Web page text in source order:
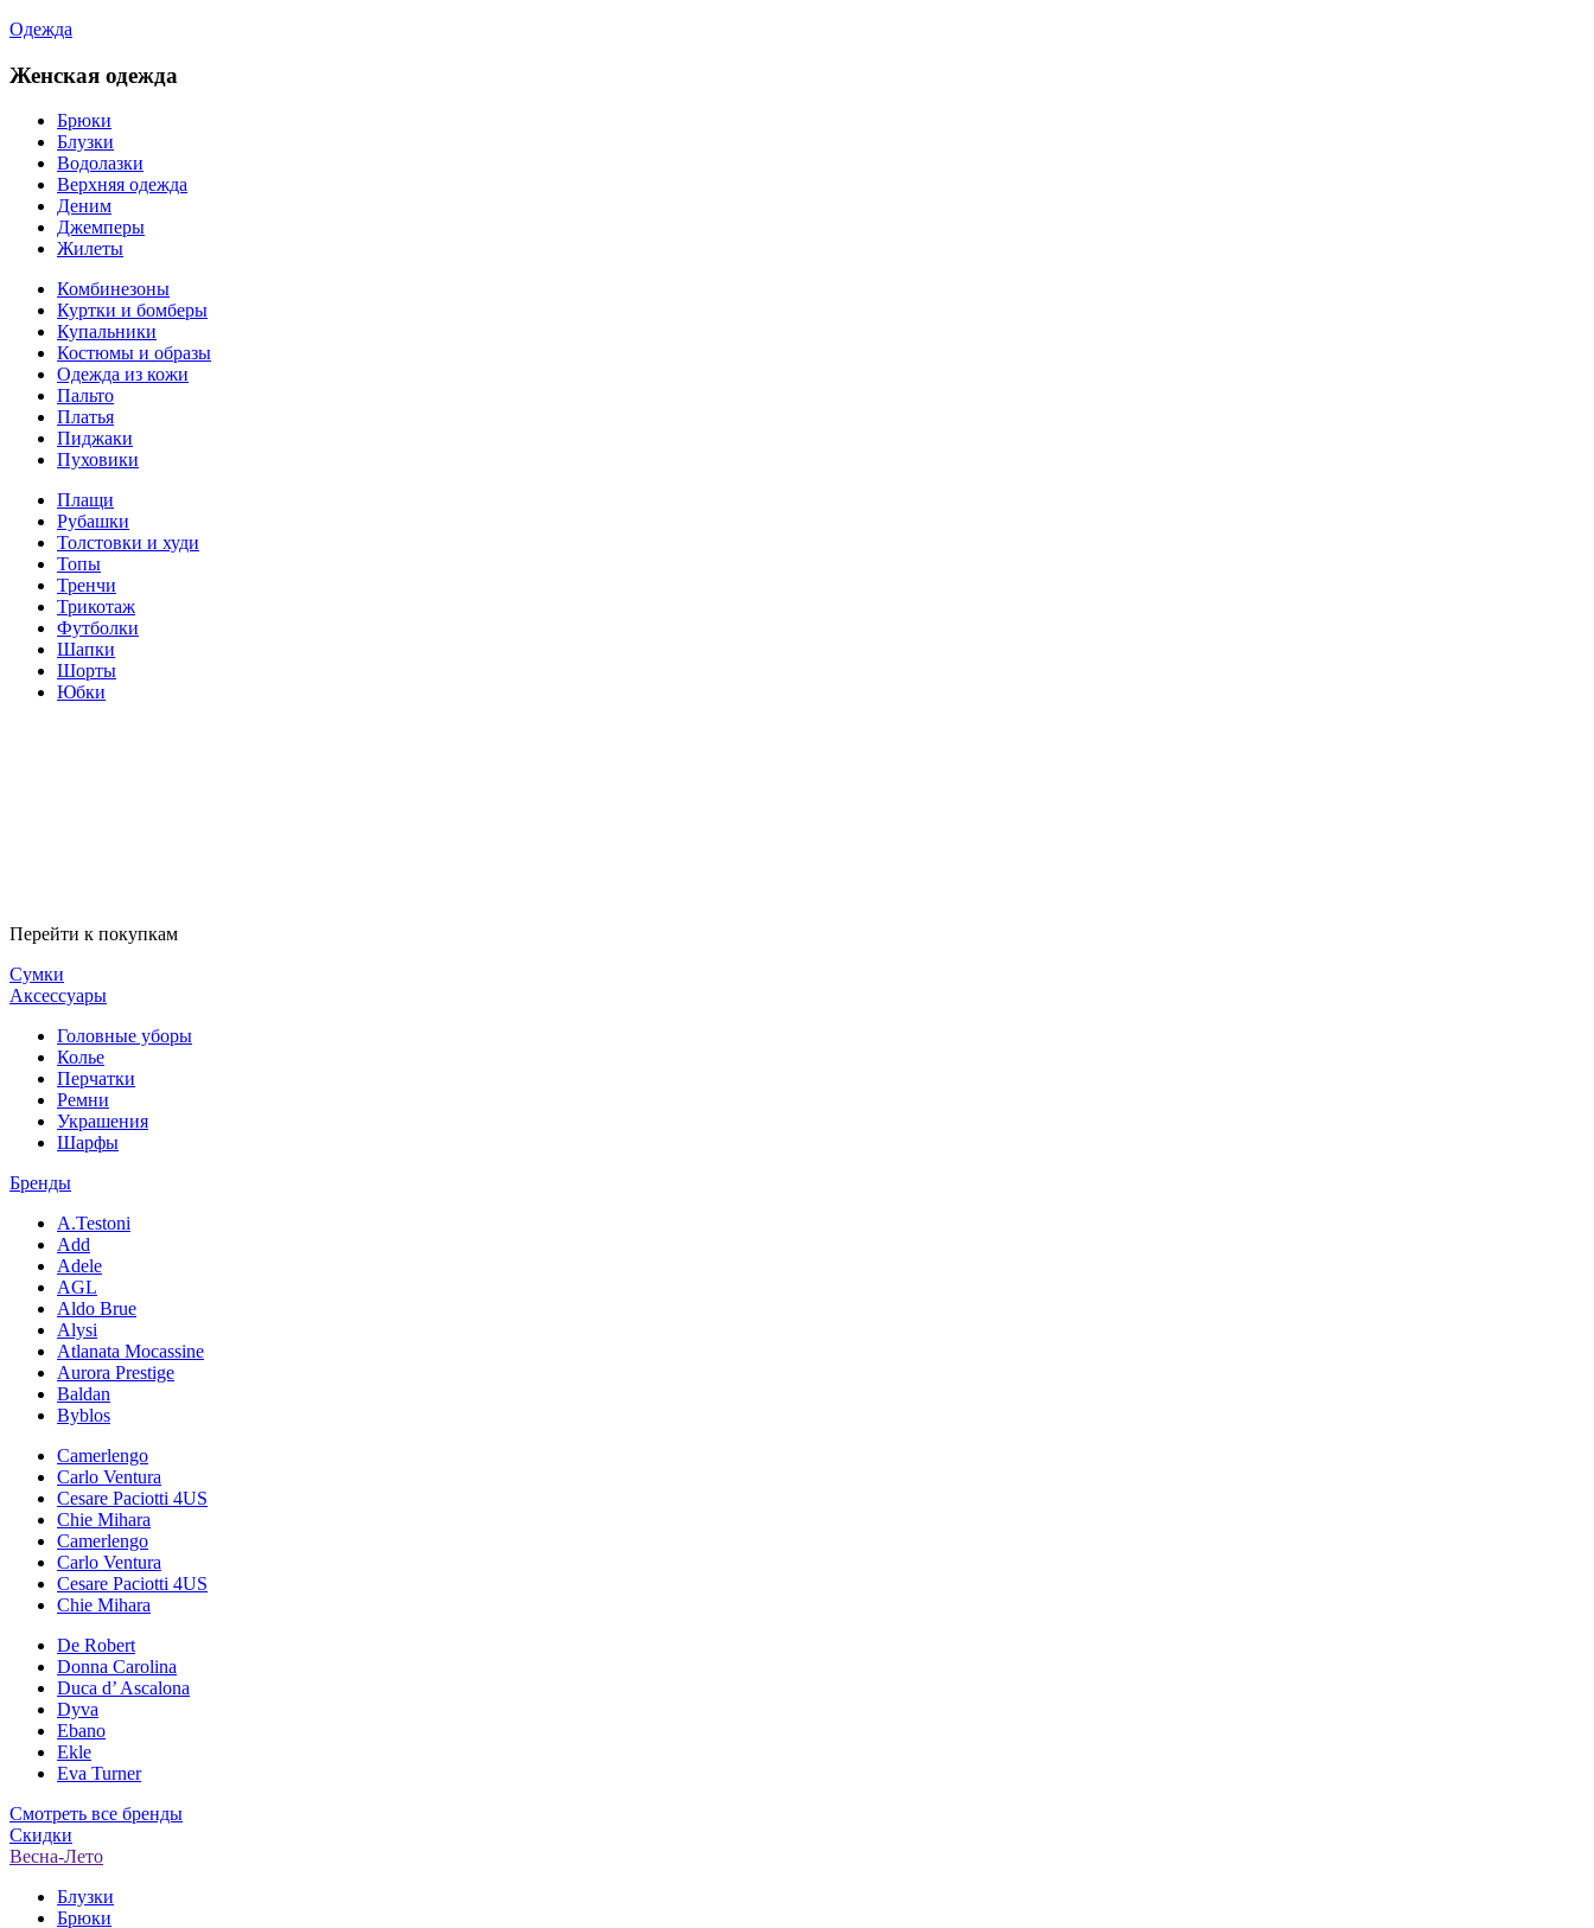
Одежда
Женская одежда
Брюки
Блузки
Водолазки
Верхняя одежда
Деним
Джемперы
Жилеты
Комбинезоны
Куртки и бомберы
Купальники
Костюмы и образы
Одежда из кожи
Пальто
Платья
Пиджаки
Пуховики
Плащи
Рубашки
Толстовки и худи
Топы
Тренчи
Трикотаж
Футболки
Шапки
Шорты
Юбки
Перейти к покупкам
Сумки
Аксессуары
Головные уборы
Колье
Перчатки
Ремни
Украшения
Шарфы
Бренды
A.Testoni
Add
Adele
AGL
Aldo Brue
Alysi
Atlanata Mocassine
Aurora Prestige
Baldan
Byblos
Camerlengo
Carlo Ventura
Cesare Paciotti 4US
Chie Mihara
Camerlengo
Carlo Ventura
Cesare Paciotti 4US
Chie Mihara
De Robert
Donna Carolina
Duca d’ Ascalona
Dyva
Ebano
Ekle
Eva Turner
Смотреть все бренды
Скидки
Весна-Лето
Блузки
Брюки